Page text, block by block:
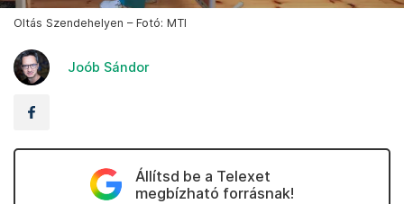
Oltás Szendehelyen – Fotó: MTI
Joób Sándor
Állítsd be a Telexet
megbízható forrásnak!